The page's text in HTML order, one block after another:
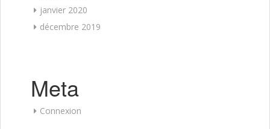
janvier 2020
décembre 2019
Meta
Connexion